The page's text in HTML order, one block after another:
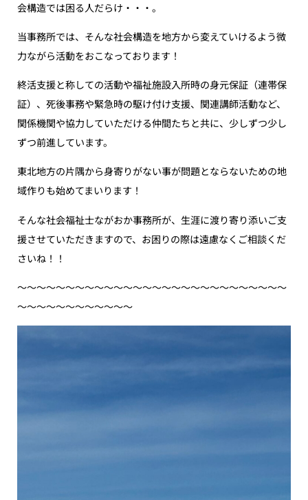
会構造では困る人だらけ・・・。
当事務所では、そんな社会構造を地方から変えていけるよう微
力ながら活動をおこなっております！
終活支援と称しての活動や福祉施設入所時の身元保証（連帯保
証）、死後事務や緊急時の駆け付け支援、関連講師活動など、
関係機関や協力していただける仲間たちと共に、少しずつ少し
ずつ前進しています。
東北地方の片隅から身寄りがない事が問題とならないための地
域作りも始めてまいります！
そんな社会福祉士ながおか事務所が、生涯に渡り寄り添いご支
援させていただきますので、お困りの際は遠慮なくご相談くだ
さいね！！
〜〜〜〜〜〜〜〜〜〜〜〜〜〜〜〜〜〜〜〜〜〜〜〜〜〜〜〜
〜〜〜〜〜〜〜〜〜〜〜〜